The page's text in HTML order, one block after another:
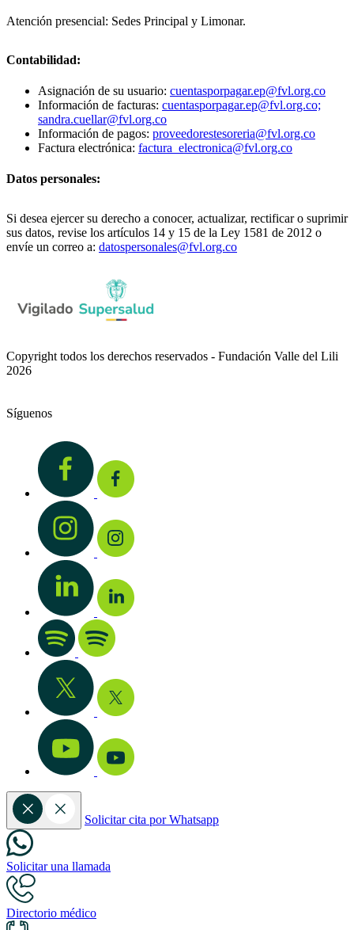
Atención presencial: Sedes Principal y Limonar.
Contabilidad:
Asignación de su usuario: cuentasporpagar.ep@fvl.org.co
Información de facturas: cuentasporpagar.ep@fvl.org.co;
sandra.cuellar@fvl.org.co
Información de pagos: proveedorestesoreria@fvl.org.co
Factura electrónica: factura_electronica@fvl.org.co
Datos personales:
Si desea ejercer su derecho a conocer, actualizar, rectificar o suprimir
sus datos, revise los artículos 14 y 15 de la Ley 1581 de 2012 o
envíe un correo a: datospersonales@fvl.org.co
Copyright todos los derechos reservados - Fundación Valle del Lili
2026
Síguenos
Solicitar cita por Whatsapp
Solicitar una llamada
Directorio médico